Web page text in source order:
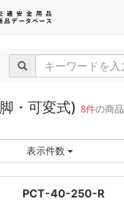
・可変式) 8件の商品
表示件数
PCT-40-250-R